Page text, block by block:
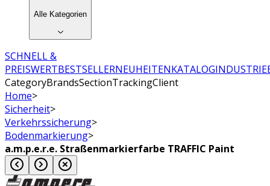
Alle Kategorien
SCHNELL &
PREISWERTBESTSELLERNEUHEITENKATALOG
CategoryBrandsSectionTrackingClient
Home>
Sicherheit>
Verkehrssicherung>
Bodenmarkierung>
a.m.p.e.r.e. Straßenmarkierfarbe TRAFFIC Paint